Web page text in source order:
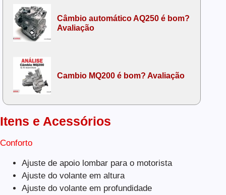
Câmbio automático AQ250 é bom?
Avaliação
Cambio MQ200 é bom? Avaliação
Itens e Acessórios
Conforto
Ajuste de apoio lombar para o motorista
Ajuste do volante em altura
Ajuste do volante em profundidade